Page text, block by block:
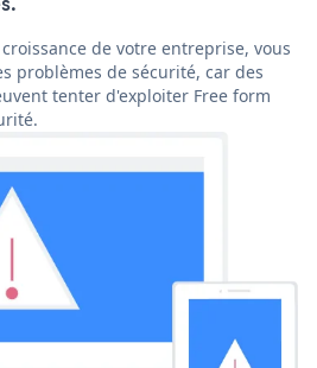
de votre entreprise, vous
problèmes de sécurité, car des
tenter d'exploiter Free form